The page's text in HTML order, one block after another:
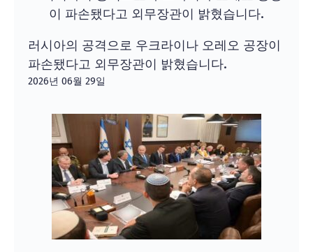
러시아의 공격으로 우크라이나 오레오 공장이
파손됐다고 외무장관이 밝혔습니다.
2026년 06월 29일